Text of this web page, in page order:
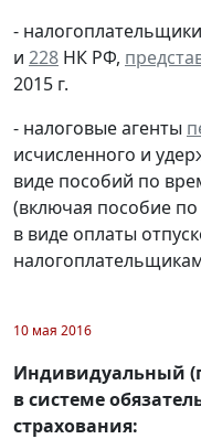
-
и 228 НК РФ,
2015 г.
- налоговые агенты
исчисленного и
виде пособий по
(включая пособие
в виде оплаты
10 мая 2016
Индивидуальный
в системе
страхования: